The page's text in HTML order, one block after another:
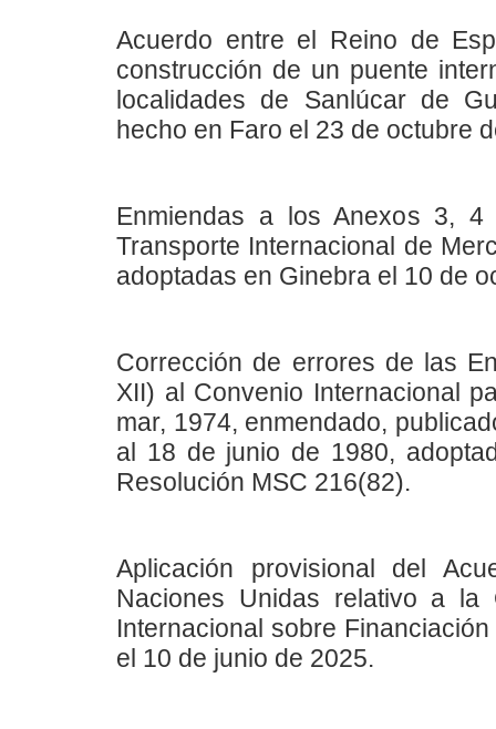
Acuerdo entre el Reino de
construcción de un puente
localidades de Sanlúcar de
hecho en Faro el 23 de octubre
Enmiendas a los Anexos 3,
Transporte Internacional de
adoptadas en Ginebra el 10 de
Corrección de errores de las
XII) al Convenio Internacional
mar, 1974, enmendado,
al 18 de junio de 1980,
Resolución MSC 216(82).
Aplicación provisional del
Naciones Unidas relativo a la
Internacional sobre
el 10 de junio de 2025.